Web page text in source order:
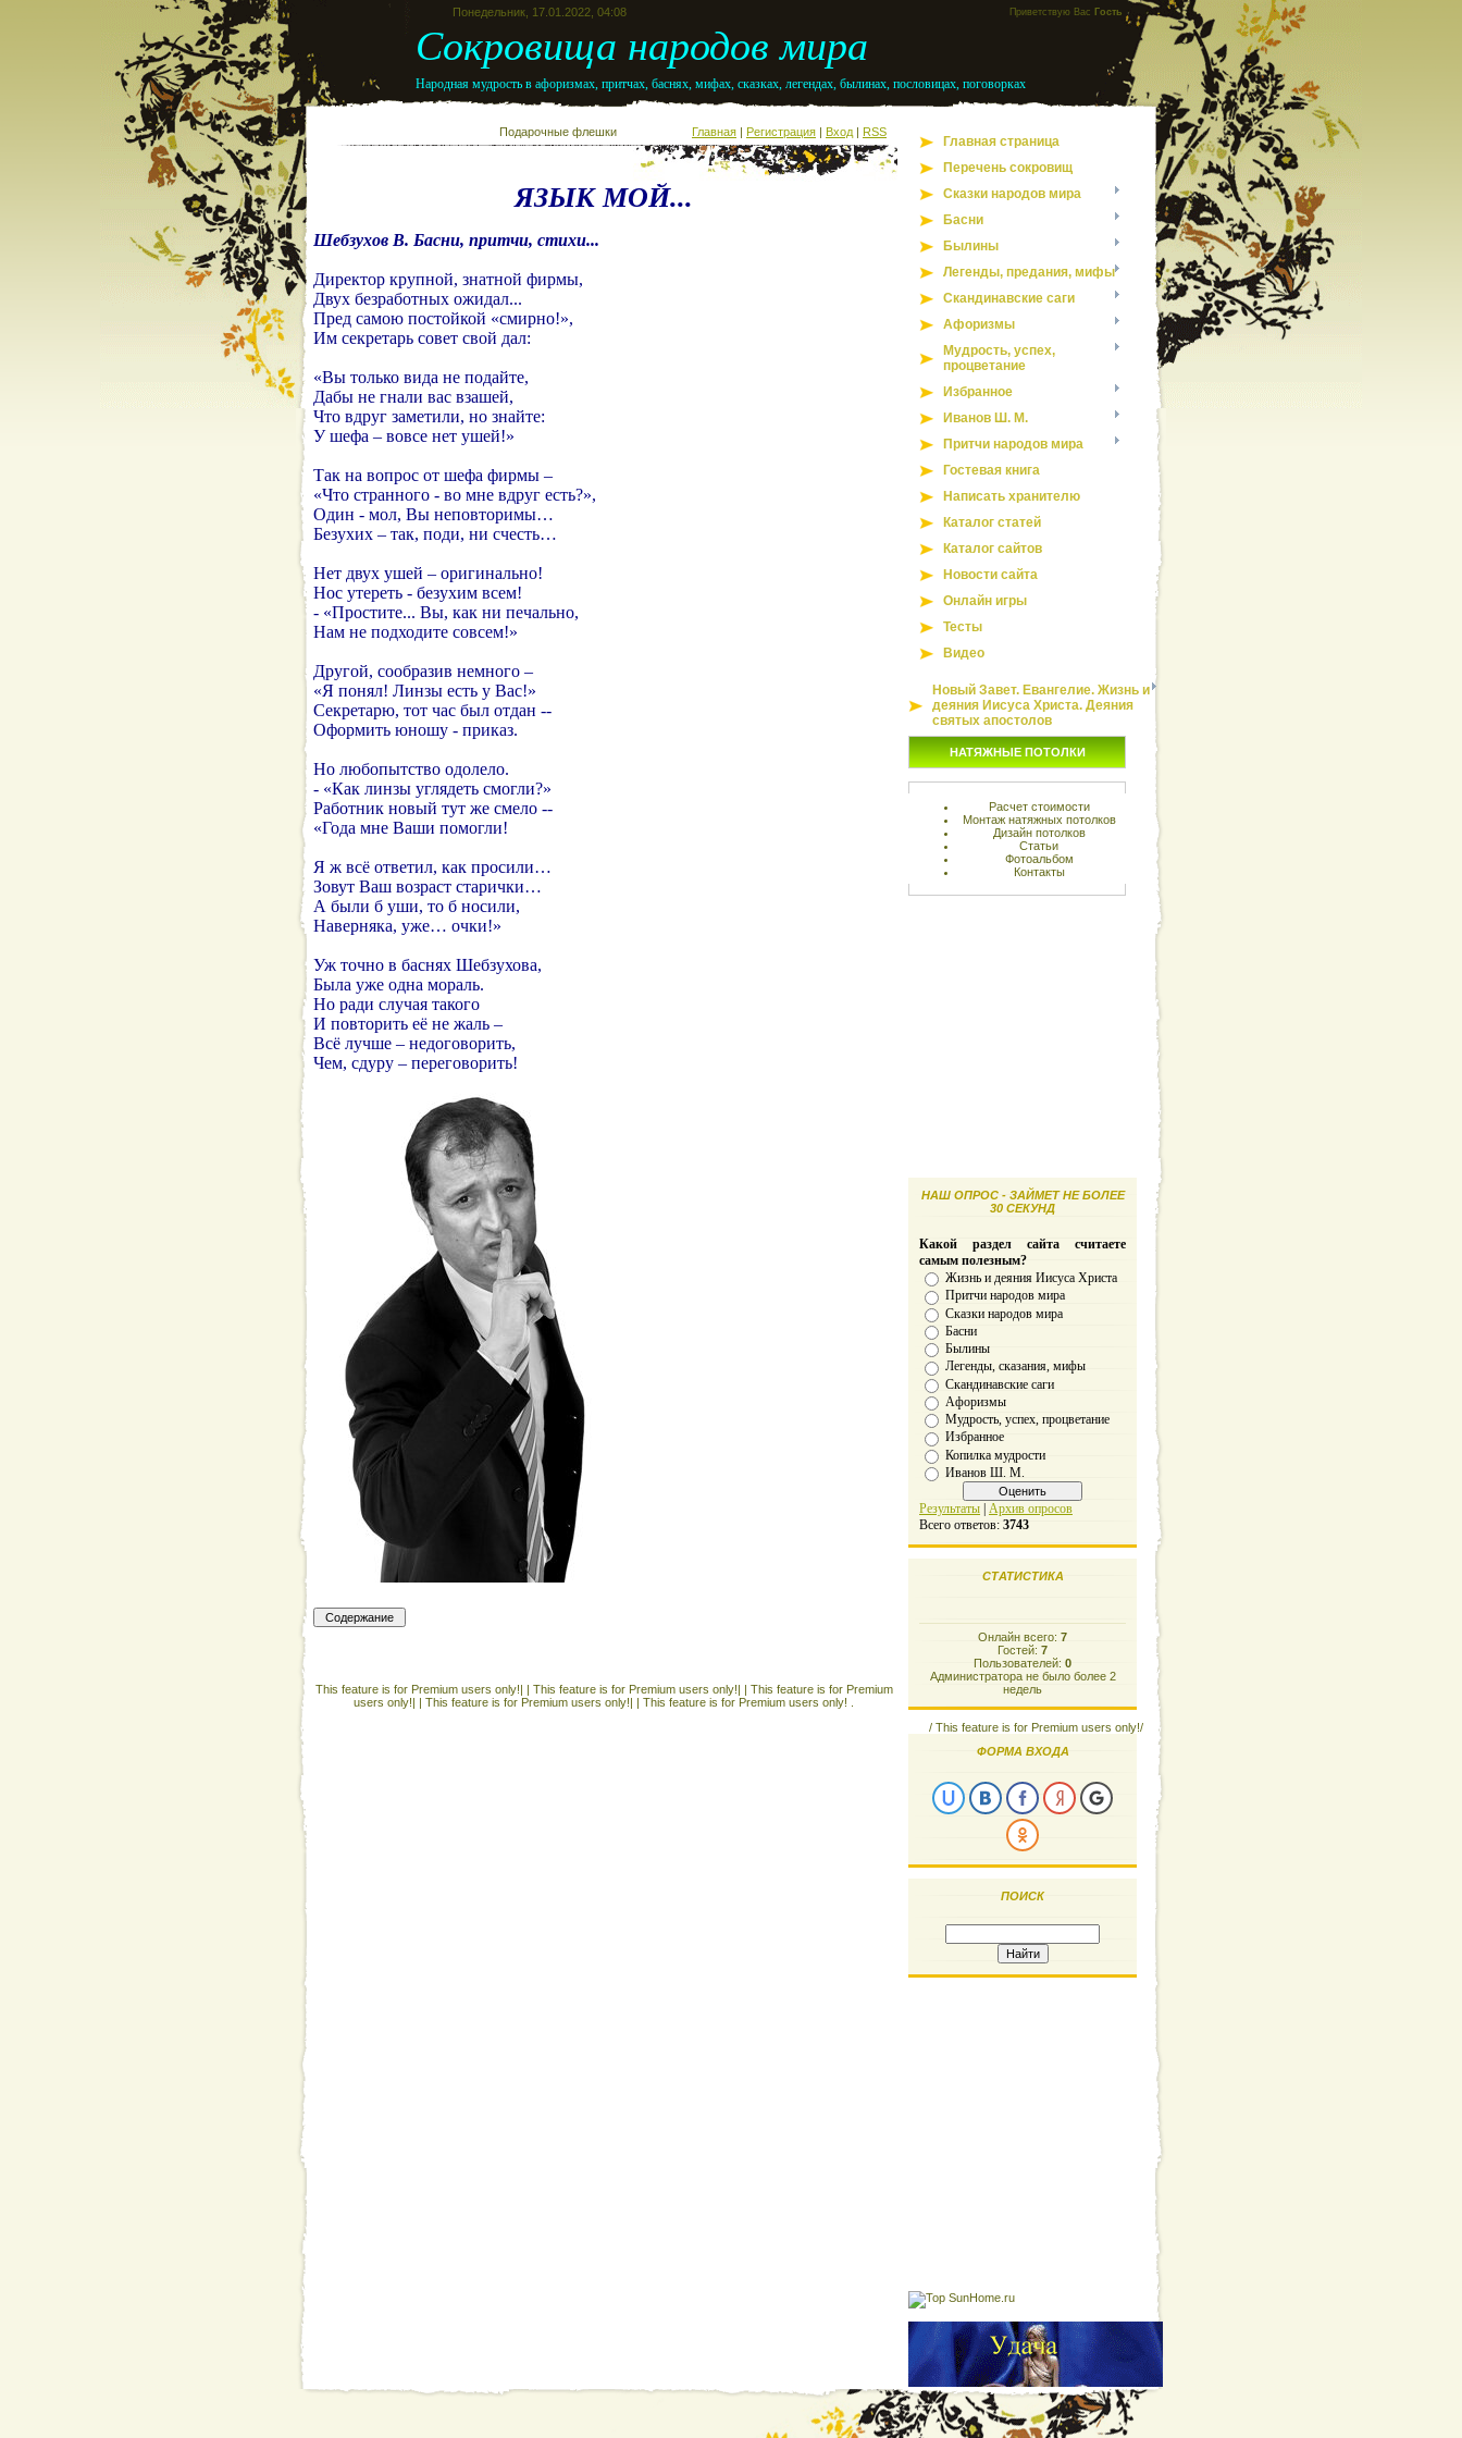
Понедельник, 17.01.2022, 04:08 Приветствую Вас Гость
Сокровища народов мира
Народная мудрость в афоризмах, притчах, баснях, мифах, сказках, легендах, былинах, пословицах, поговорках
Подарочные флешки Главная | Регистрация | Вход | RSS
ЯЗЫК МОЙ...
Шебзухов В. Басни, притчи, стихи...
Директор крупной, знатной фирмы,
Двух безработных ожидал...
Пред самою постойкой «смирно!»,
Им секретарь совет свой дал:
«Вы только вида не подайте,
Дабы не гнали вас взашей,
Что вдруг заметили, но знайте:
У шефа – вовсе нет ушей!»
Так на вопрос от шефа фирмы –
«Что странного - во мне вдруг есть?»,
Один - мол, Вы неповторимы…
Безухих – так, поди, ни счесть…
Нет двух ушей – оригинально!
Нос утереть - безухим всем!
- «Простите... Вы, как ни печально,
Нам не подходите совсем!»
Другой, сообразив немного –
«Я понял! Линзы есть у Вас!»
Секретарю, тот час был отдан --
Оформить юношу - приказ.
Но любопытство одолело.
- «Как линзы углядеть смогли?»
Работник новый тут же смело --
«Года мне Ваши помогли!
Я ж всё ответил, как просили…
Зовут Ваш возраст старички…
А были б уши, то б носили,
Наверняка, уже… очки!»
Уж точно в баснях Шебзухова,
Была уже одна мораль.
Но ради случая такого
И повторить её не жаль –
Всё лучше – недоговорить,
Чем, сдуру – переговорить!
This feature is for Premium users only!| | This feature is for Premium users only!| | This feature is for Premium
users only!| | This feature is for Premium users only!| | This feature is for Premium users only! .
Главная страница
Перечень сокровищ
Сказки народов мира
Басни
Былины
Легенды, предания, мифы
Скандинавские саги
Афоризмы
Мудрость, успех,
процветание
Избранное
Иванов Ш. М.
Притчи народов мира
Гостевая книга
Написать хранителю
Каталог статей
Каталог сайтов
Новости сайта
Онлайн игры
Тесты
Видео
Новый Завет. Евангелие. Жизнь и
деяния Иисуса Христа. Деяния
святых апостолов
НАТЯЖНЫЕ ПОТОЛКИ
Расчет стоимости
Монтаж натяжных потолков
Дизайн потолков
Статьи
Фотоальбом
Контакты
НАШ ОПРОС - ЗАЙМЕТ НЕ БОЛЕЕ
30 СЕКУНД
Какой раздел сайта считаете
самым полезным?
Жизнь и деяния Иисуса Христа
Притчи народов мира
Сказки народов мира
Басни
Былины
Легенды, сказания, мифы
Скандинавские саги
Афоризмы
Мудрость, успех, процветание
Избранное
Копилка мудрости
Иванов Ш. М.
Результаты Архив опросов
Всего ответов: 3743
СТАТИСТИКА
Онлайн всего: 7
Гостей: 7
Пользователей: 0
Администратора не было более 2
недель
/ This feature is for Premium users only!/
ФОРМА ВХОДА
ПОИСК